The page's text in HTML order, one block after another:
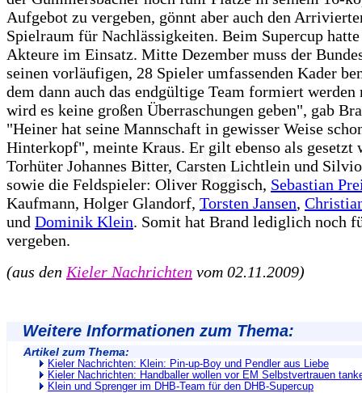
Aufgebot zu vergeben, gönnt aber auch den
Spielraum für Nachlässigkeiten. Beim Supercup
Akteure im Einsatz. Mitte Dezember muss der
seinen vorläufigen, 28 Spieler umfassenden Kader
dem dann auch das endgültige Team formiert werden
wird es keine großen Überraschungen geben", gab
"Heiner hat seine Mannschaft in gewisser Weise
Hinterkopf", meinte Kraus. Er gilt ebenso als gesetzt
Torhüter Johannes Bitter, Carsten Lichtlein und
sowie die Feldspieler: Oliver Roggisch, Sebastian
Kaufmann, Holger Glandorf, Torsten Jansen,
und Dominik Klein. Somit hat Brand lediglich noch
vergeben.
(aus den Kieler Nachrichten vom 02.11.2009)
Weitere Informationen zum Thema:
Artikel zum Thema:
Kieler Nachrichten: Klein: Pin-up-Boy und Pendler aus Liebe
Kieler Nachrichten: Handballer wollen vor EM Selbstvertrauen
Klein und Sprenger im DHB-Team für den DHB-Supercup